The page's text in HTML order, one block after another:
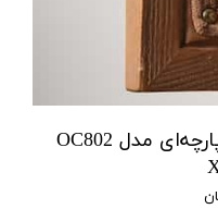
صندلی چوب گردو با روکش پارچه‌ای مدل OC802